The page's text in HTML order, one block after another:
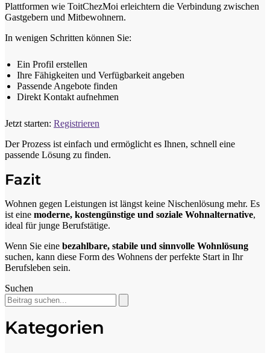
Plattformen wie ToitChezMoi erleichtern die Verbindung zwischen
Gastgebern und Mitbewohnern.
In wenigen Schritten können Sie:
Ein Profil erstellen
Ihre Fähigkeiten und Verfügbarkeit angeben
Passende Angebote finden
Direkt Kontakt aufnehmen
Jetzt starten: Registrieren
Der Prozess ist einfach und ermöglicht es Ihnen, schnell eine
passende Lösung zu finden.
Fazit
Wohnen gegen Leistungen ist längst keine Nischenlösung mehr. Es
ist eine moderne, kostengünstige und soziale Wohnalternative,
ideal für junge Berufstätige.
Wenn Sie eine bezahlbare, stabile und sinnvolle Wohnlösung
suchen, kann diese Form des Wohnens der perfekte Start in Ihr
Berufsleben sein.
Suchen
Kategorien